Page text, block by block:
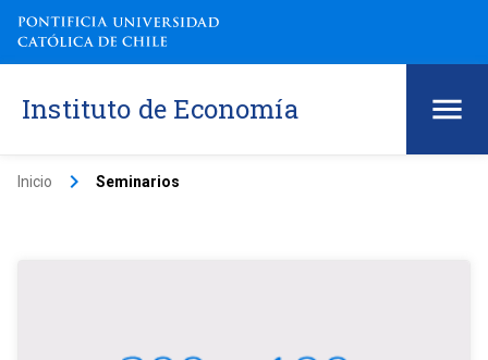
Instituto de Economía
Inicio keyboard_arrow_right Seminarios